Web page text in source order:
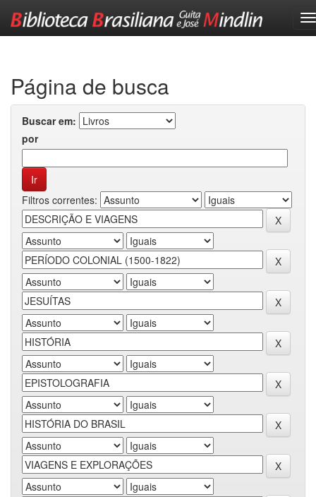
Página de busca
Buscar em:
por
Filtros correntes: